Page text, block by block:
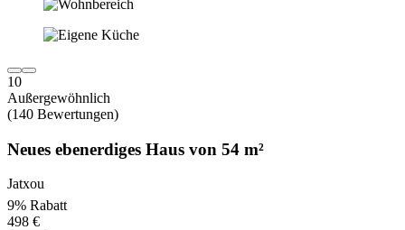
10
Außergewöhnlich
(140 Bewertungen)
Neues ebenerdiges Haus von 54 m²
Jatxou
9% Rabatt
498 €